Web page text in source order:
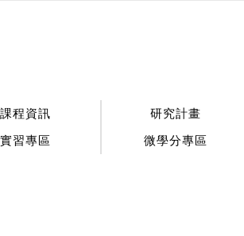
課程資訊 研究計畫
實習專區 微學分專區